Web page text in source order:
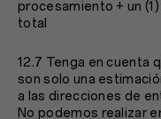
procesamiento + un
total
12.7 Tenga en cuenta
son solo una
a las direcciones de
No podemos realizar